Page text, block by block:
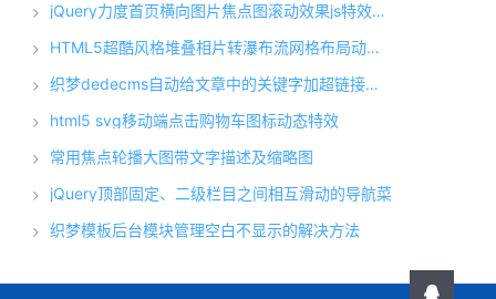
jQuery力度首页横向图片焦点图滚动效果js特效代码
HTML5超酷风格堆叠相片转瀑布流网格布局动画效果
织梦dedecms自动给文章中的关键字加超链接完整版
html5 svg移动端点击购物车图标动态特效
常用焦点轮播大图带文字描述及缩略图
jQuery顶部固定、二级栏目之间相互滑动的导航菜
织梦模板后台模块管理空白不显示的解决方法